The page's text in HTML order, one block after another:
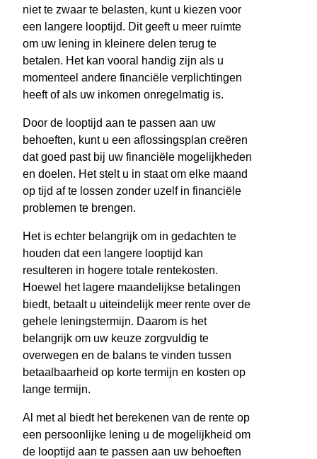
niet te zwaar te belasten, kunt u kiezen voor
een langere looptijd. Dit geeft u meer ruimte
om uw lening in kleinere delen terug te
betalen. Het kan vooral handig zijn als u
momenteel andere financiële verplichtingen
heeft of als uw inkomen onregelmatig is.
Door de looptijd aan te passen aan uw
behoeften, kunt u een aflossingsplan creëren
dat goed past bij uw financiële mogelijkheden
en doelen. Het stelt u in staat om elke maand
op tijd af te lossen zonder uzelf in financiële
problemen te brengen.
Het is echter belangrijk om in gedachten te
houden dat een langere looptijd kan
resulteren in hogere totale rentekosten.
Hoewel het lagere maandelijkse betalingen
biedt, betaalt u uiteindelijk meer rente over de
gehele leningstermijn. Daarom is het
belangrijk om uw keuze zorgvuldig te
overwegen en de balans te vinden tussen
betaalbaarheid op korte termijn en kosten op
lange termijn.
Al met al biedt het berekenen van de rente op
een persoonlijke lening u de mogelijkheid om
de looptijd aan te passen aan uw behoeften